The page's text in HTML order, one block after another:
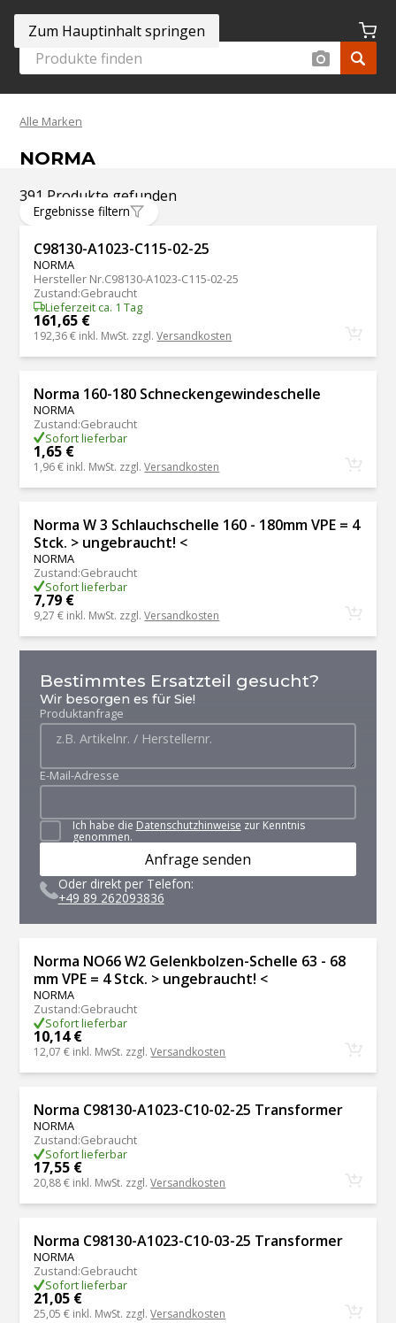
Zum Hauptinhalt springen
Alle Marken
NORMA
391 Produkte gefunden
Ergebnisse filtern
C98130-A1023-C115-02-25
NORMA
Hersteller Nr.C98130-A1023-C115-02-25
Zustand:Gebraucht
Lieferzeit ca. 1 Tag
161,65 €
192,36 € inkl. MwSt. zzgl.Versandkosten
Norma 160-180 Schneckengewindeschelle
NORMA
Zustand:Gebraucht
Sofort lieferbar
1,65 €
1,96 € inkl. MwSt. zzgl.Versandkosten
Norma W 3 Schlauchschelle 160 - 180mm VPE = 4
Stck. > ungebraucht! <
NORMA
Zustand:Gebraucht
Sofort lieferbar
7,79 €
9,27 € inkl. MwSt. zzgl.Versandkosten
Bestimmtes Ersatzteil gesucht?
Wir besorgen es für Sie!
Produktanfrage
E-Mail-Adresse
Ich habe die Datenschutzhinweise zur Kenntnis
genommen.
Anfrage senden
Oder direkt per Telefon:
+49 89 262093836
Norma NO66 W2 Gelenkbolzen-Schelle 63 - 68
mm VPE = 4 Stck. > ungebraucht! <
NORMA
Zustand:Gebraucht
Sofort lieferbar
10,14 €
12,07 € inkl. MwSt. zzgl.Versandkosten
Norma C98130-A1023-C10-02-25 Transformer
NORMA
Zustand:Gebraucht
Sofort lieferbar
17,55 €
20,88 € inkl. MwSt. zzgl.Versandkosten
Norma C98130-A1023-C10-03-25 Transformer
NORMA
Zustand:Gebraucht
Sofort lieferbar
21,05 €
25,05 € inkl. MwSt. zzgl.Versandkosten